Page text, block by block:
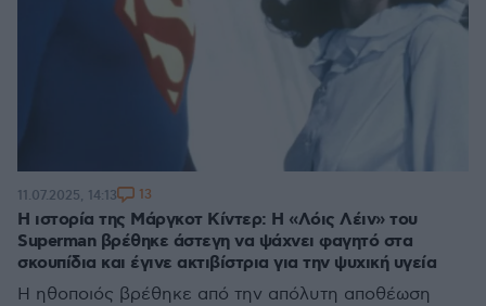
Η ιστορία της Μάργκοτ Κίντερ: Η «Λόις Λέιν» του
Superman βρέθηκε άστεγη να ψάχνει φαγητό στα
σκουπίδια και έγινε ακτιβίστρια για την ψυχική υγεία
Η ηθοποιός βρέθηκε από την απόλυτη αποθέωση
11.07.2025, 14:13 13